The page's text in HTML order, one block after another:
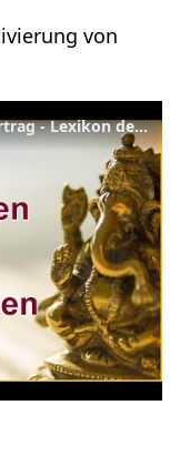
von
Positives Denken - ein praktischer Vortrag - Lexikon der Tugenden Yoga Vidya